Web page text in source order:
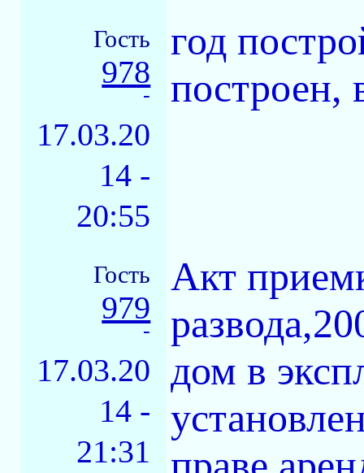
Гость
978
-
17.03.20
14 -
20:55
год
построен,
Гость
979
-
17.03.20
14 -
21:31
Акт
дом в